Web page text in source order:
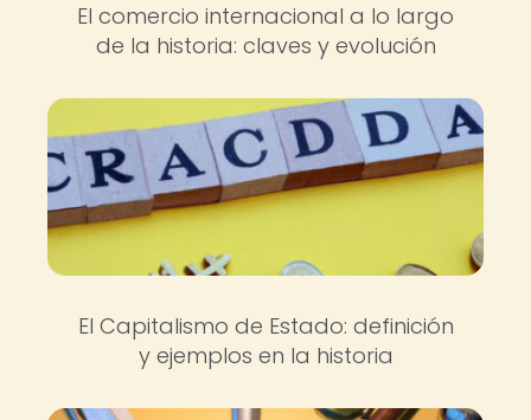
El comercio internacional a lo largo
de la historia: claves y evolución
El Capitalismo de Estado: definición
y ejemplos en la historia